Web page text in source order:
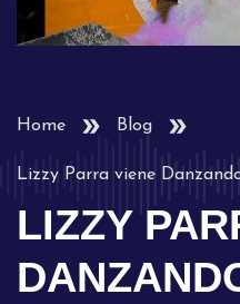
Home Blog
Lizzy Parra viene
LIZZY